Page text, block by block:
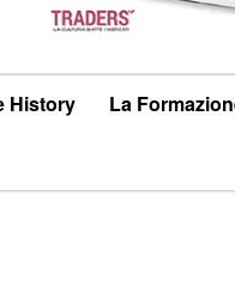
History La